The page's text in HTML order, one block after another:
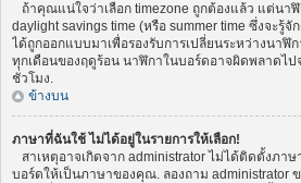
ถ้าคุณแน่ใจว่าเลือก timezone ถูกต้องแล้ว แต่นาฬิ
daylight savings time (หรือ summer time ซึ่งจะรู้
ได้ถูกออกแบบมาเพื่อรองรับการเปลี่ยนระหว่างนาฬิ
ทุกเดือนของฤดูร้อน นาฬิกาในบอร์ดอาจผิดพลาดไ
ชั่วโมง.
ข้างบน
ภาษาที่ฉันใช้ ไม่ได้อยู่ในรายการให้เลือก!
สาเหตุอาจเกิดจาก administrator ไม่ได้ติดตั้งภา
บอร์ดให้เป็นภาษาของคุณ. ลองถาม administrator